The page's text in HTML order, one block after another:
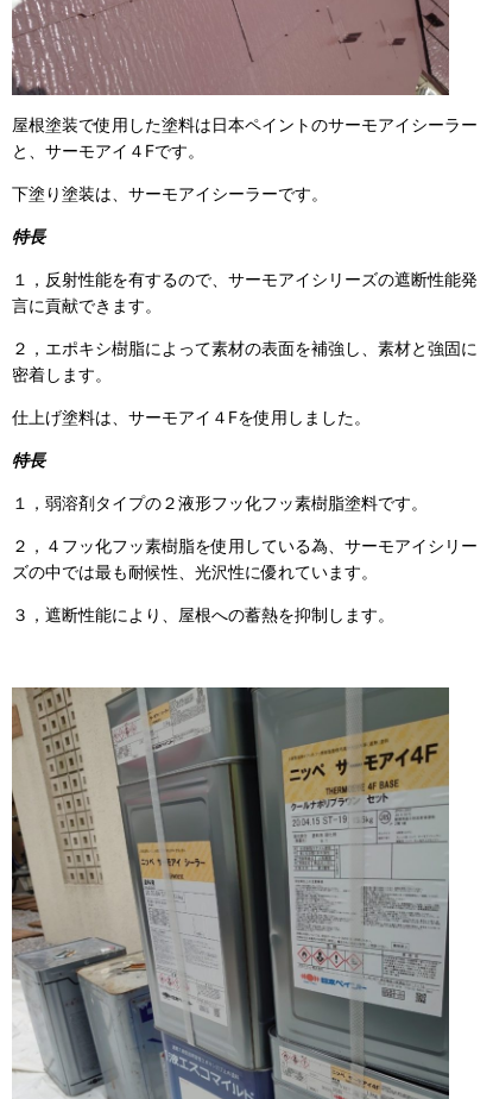
屋根塗装で使用した塗料は日本ペイントのサーモアイシーラー
と、サーモアイ４Fです。
下塗り塗装は、サーモアイシーラーです。
特長
１，反射性能を有するので、サーモアイシリーズの遮断性能発
言に貢献できます。
２，エポキシ樹脂によって素材の表面を補強し、素材と強固に
密着します。
仕上げ塗料は、サーモアイ４Fを使用しました。
特長
１，弱溶剤タイプの２液形フッ化フッ素樹脂塗料です。
２，４フッ化フッ素樹脂を使用している為、サーモアイシリー
ズの中では最も耐候性、光沢性に優れています。
３，遮断性能により、屋根への蓄熱を抑制します。